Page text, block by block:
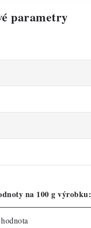
parametry
na 100 g výrobku: